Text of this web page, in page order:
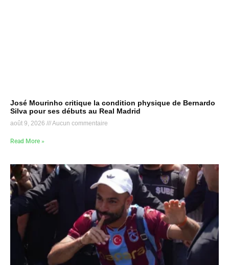
José Mourinho critique la condition physique de Bernardo
Silva pour ses débuts au Real Madrid
août 9, 2026 Aucun commentaire
Read More »